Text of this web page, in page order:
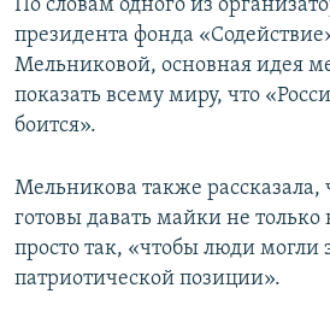
По словам одного из
президента фонда
Мельниковой, основная идея
показать всему миру, что
боится».
Мельникова также рассказала,
готовы давать майки не
просто так, «чтобы люди могли
патриотической позиции».